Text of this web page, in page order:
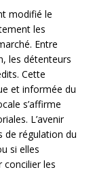
modifié le
les
Entre
les détenteurs
Cette
et informée du
s’affirme
L’avenir
de régulation du
si elles
les